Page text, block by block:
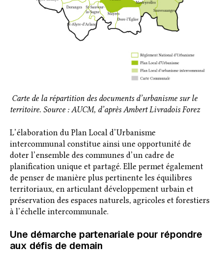
Carte de la répartition des documents d’urbanisme sur le
territoire. Source : AUCM, d’après Ambert Livradois Forez
L’élaboration du Plan Local d’Urbanisme
intercommunal constitue ainsi une opportunité de
doter l’ensemble des communes d’un cadre de
planification unique et partagé. Elle permet également
de penser de manière plus pertinente les équilibres
territoriaux, en articulant développement urbain et
préservation des espaces naturels, agricoles et forestiers
à l’échelle intercommunale.
Une démarche partenariale pour répondre
aux défis de demain